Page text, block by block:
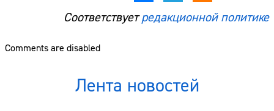
Соответствуетредакционной политике
Comments are disabled
Лента новостей